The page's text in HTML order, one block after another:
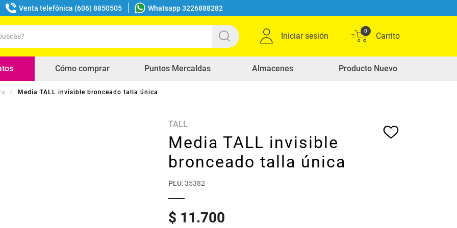
Venta telefónica (606) 8850505 Whatsapp 3226888282
Iniciar sesión
0
Cómo comprar Puntos Mercaldas Almacenes Producto Nuevo
Media TALL invisible bronceado talla única
TALL
Media TALL invisible
bronceado talla única
PLU:35382
$ 11.700
buscados